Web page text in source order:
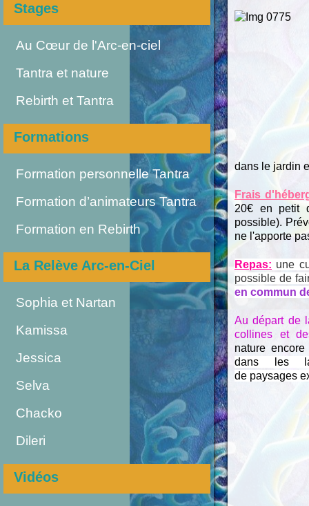
Stages
Au Cœur de l'Arc-en-ciel
Tantra et nature
Rebirth et Tantra
Formations
Formation personnelle Tantra
Formation d’animateurs Tantra
Formation en Rebirth
La Relève Arc-en-Ciel
Sophia et Nartan
Kamissa
Jessica
Selva
Chacko
Dileri
Vidéos
dans le jardin
Frais
20€ en petit
possible).
ne l'apporte
Repas: une
possible de
en commun
Au départ de
collines et
nature
dans les
de paysages